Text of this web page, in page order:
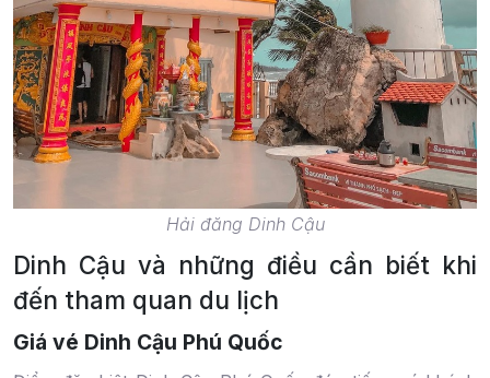
Hải đăng Dinh Cậu
Dinh Cậu và những điều cần biết khi
đến tham quan du lịch
Giá vé Dinh Cậu Phú Quốc